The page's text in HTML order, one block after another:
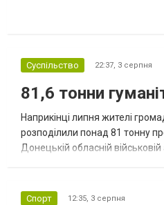
Суспільство 22:37, 3 серпня
81,6 тонни
Наприкінці липня жителі
розподілили понад 81 тонну
Донецькій обласній
Спорт 12:35, 3 серпня